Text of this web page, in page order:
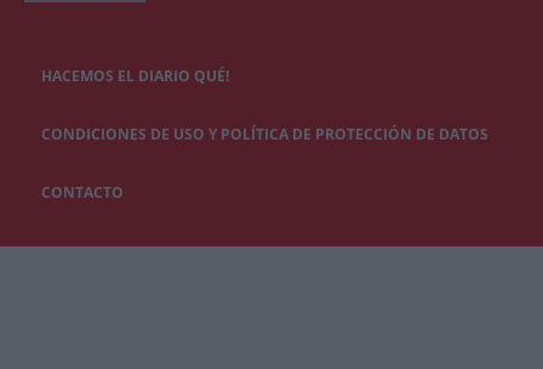
HACEMOS EL DIARIO QUÉ!
CONDICIONES DE USO Y POLÍTICA DE PROTECCIÓN DE DATOS
CONTACTO